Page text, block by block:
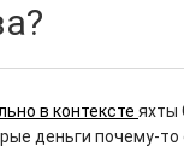
в контексте яхты
деньги почему-то